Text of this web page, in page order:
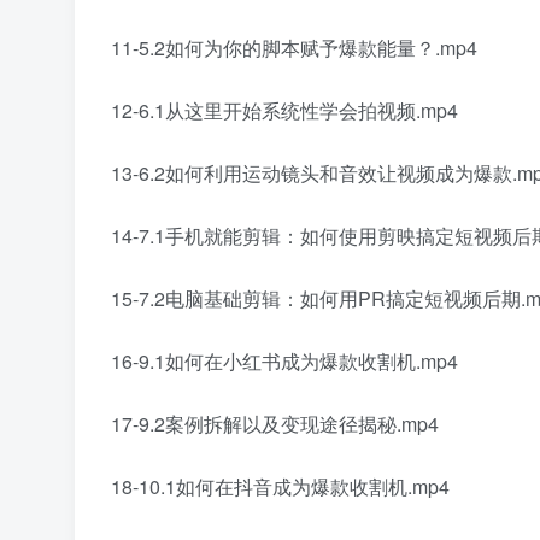
11-5.2如何为你的脚本赋予爆款能量？.mp4
12-6.1从这里开始系统性学会拍视频.mp4
13-6.2如何利用运动镜头和音效让视频成为爆款
14-7.1手机就能剪辑：如何使用剪映搞定短视频后
15-7.2电脑基础剪辑：如何用PR搞定短视频后期
16-9.1如何在小红书成为爆款收割机.mp4
17-9.2案例拆解以及变现途径揭秘.mp4
18-10.1如何在抖音成为爆款收割机.mp4